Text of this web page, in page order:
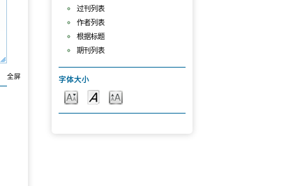
过刊列表
作者列表
根据标题
期刊列表
字体大小
全屏